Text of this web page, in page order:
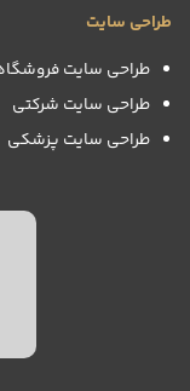
طراحی سایت
طراحی سایت
طراحی سایت شرکتی
طراحی سایت پزشکی